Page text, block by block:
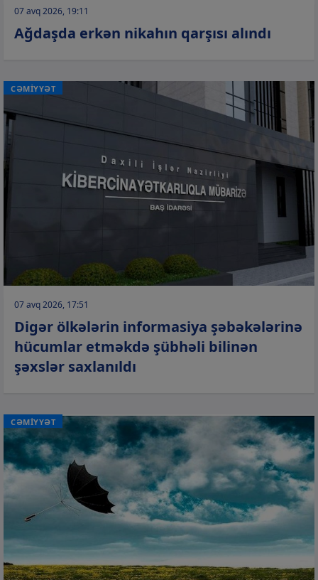
07 avq 2026, 19:11
Ağdaşda erkən nikahın qarşısı alındı
CƏMİYYƏT
07 avq 2026, 17:51
Digər ölkələrin informasiya şəbəkələrinə
hücumlar etməkdə şübhəli bilinən
şəxslər saxlanıldı
CƏMİYYƏT